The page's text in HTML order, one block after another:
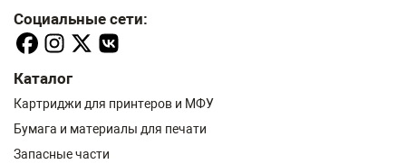
Социальные сети:
Каталог
Картриджи для принтеров и МФУ
Бумага и материалы для печати
Запасные части